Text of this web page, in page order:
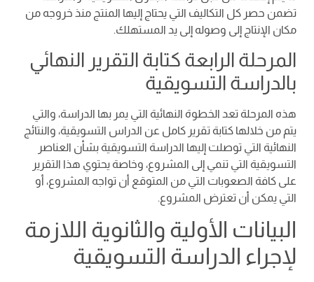
تضمن حصر كل التكاليف التي يحتاج إليها المنتج منذ خروجه من
مكان الإنتاج إلى وصوله إلى يد المستهلك.
المرحلة الرابعة كتابة التقرير النهائي
بالدراسة التسويقية
هذه المرحلة تعد الخطوة النهائية التي يمر بها الدراسة، والتي
يتم من خلالها كتابة تقرير كامل عن الدراس التسويقية، والنتائج
النهائية التي توصلت إليها الدراسة التسويقية بشأن العناصر
التسويقية التي تنمي إلى المشروع، وخاصة يحتوي هذا التقرير
على كافة الصعوبات التي من المتوقع أن تواجه المشروع، أو
التي يمكن أن تعترض المشروع.
البيانات الأولية والثانوية اللازمة
لإجراء الدراسة التسويقية